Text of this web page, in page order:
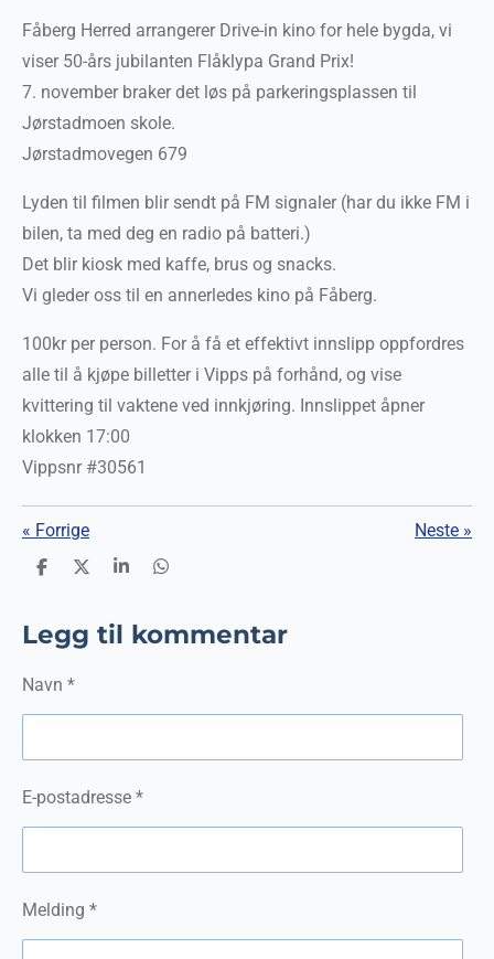
Fåberg Herred arrangerer Drive-in kino for hele bygda, vi
viser 50-års jubilanten Flåklypa Grand Prix!
7. november braker det løs på parkeringsplassen til
Jørstadmoen skole.
Jørstadmovegen 679
Lyden til filmen blir sendt på FM signaler (har du ikke FM i
bilen, ta med deg en radio på batteri.)
Det blir kiosk med kaffe, brus og snacks.
Vi gleder oss til en annerledes kino på Fåberg.
100kr per person. For å få et effektivt innslipp oppfordres
alle til å kjøpe billetter i Vipps på forhånd, og vise
kvittering til vaktene ved innkjøring. Innslippet åpner
klokken 17:00
Vippsnr #30561
« Forrige Neste »
D
D
e
D
D
Legg til kommentar
Navn *
E-postadresse *
Melding *